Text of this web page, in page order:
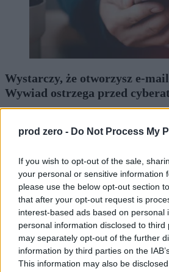
prod zero - Do Not Process My
If you wish to opt-out of the sale,
your personal or sensitive information
please use the below opt-out section
that after your opt-out request is
interest-based ads based on personal
personal information disclosed to
may separately opt-out of the further
information by third parties on the
This information may also be
Wystarczy, że otworzysz e-
Wywiad ostrzega przed
przed cyberatakami na usługę Zimbra.
e-maile z ukrytym kodem. Wystarczy
dawno temu zainstalować poprawione
nie było – komentuje Kamil Porembiński,
cyberbezpieczeństwa.
Krzysztof Jabłonowski
07.08.2026
5 min
Reklama